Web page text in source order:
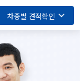
차종별 견적확인